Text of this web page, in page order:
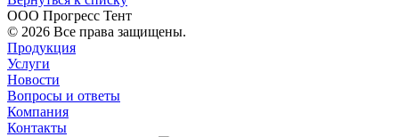
ООО Прогресс Тент
© 2026 Все права защищены.
Продукция
Услуги
Новости
Вопросы и ответы
Компания
Контакты